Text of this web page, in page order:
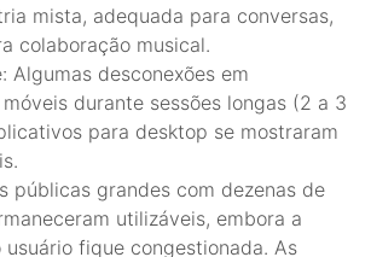
mista, adequada para conversas,
colaboração musical.
Algumas desconexões em
durante sessões longas (2 a 3
para desktop se mostraram
públicas grandes com dezenas de
utilizáveis, embora a
fique congestionada. As